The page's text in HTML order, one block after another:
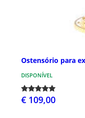
Ostensório para
DISPONÍVEL
€ 109,00